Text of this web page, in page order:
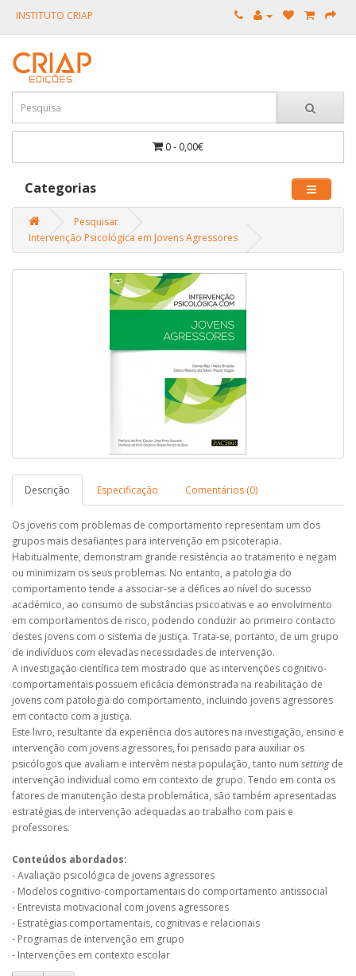
INSTITUTO CRIAP
0 - 0,00€
Categorias
Pesquisar
Intervenção Psicológica em Jovens Agressores
Descrição Especificação Comentários (0)
Os jovens com problemas de comportamento representam um dos
grupos mais desafiantes para intervenção em psicoterapia.
Habitualmente, demonstram grande resistência ao tratamento e negam
ou minimizam os seus problemas. No entanto, a patologia do
comportamento tende a associar-se a défices ao nível do sucesso
académico, ao consumo de substâncias psicoativas e ao envolvimento
em comportamentos de risco, podendo conduzir ao primeiro contacto
destes jovens com o sistema de justiça. Trata-se, portanto, de um grupo
de indivíduos com elevadas necessidades de intervenção.
A investigação científica tem mostrado que as intervenções cognitivo-
comportamentais possuem eficácia demonstrada na reabilitação de
jovens com patologia do comportamento, incluindo jovens agressores
em contacto com a justiça.
Este livro, resultante da experiência dos autores na investigação, ensino e
intervenção com jovens agressores, foi pensado para auxiliar os
psicólogos que avaliam e intervêm nesta população, tanto num settingde
intervenção individual como em contexto de grupo. Tendo em conta os
fatores de manutenção desta problemática, são também apresentadas
estratégias de intervenção adequadas ao trabalho com pais e
professores.
Conteúdos abordados:
- Avaliação psicológica de jovens agressores
- Modelos cognitivo-comportamentais do comportamento antissocial
- Entrevista motivacional com jovens agressores
- Estratégias comportamentais, cognitivas e relacionais
- Programas de intervenção em grupo
- Intervenções em contexto escolar